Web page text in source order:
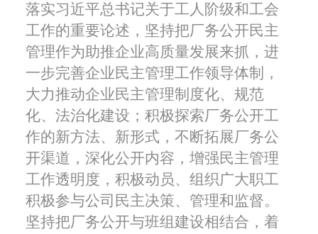
落实习近平总书记关于工人阶级和工会
工作的重要论述，坚持把厂务公开民主
管理作为助推企业高质量发展来抓， 进
一步完善企业民主管理工作领导体制 ，
大力推动企业民主管理制度化、规范
化、法治化建设；积极探索厂务公开工
作的新方法、新形式， 不断拓展厂务公
开渠道，深化公开内容，增强民主管理
工作透明度，积极动员、组织广大职工
积极参与公司民主决策、管理和监督。
坚持把厂务公开与班组建设相结合，着